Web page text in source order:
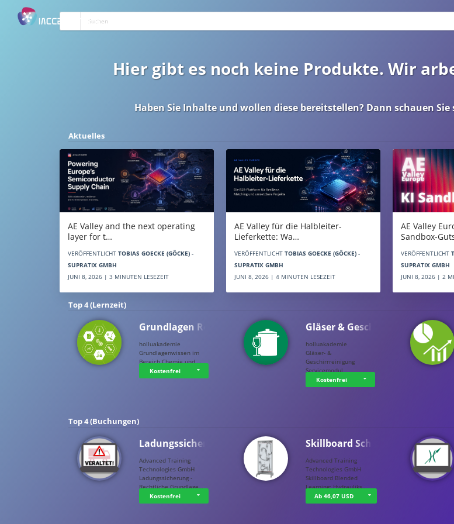
Hier gibt es noch keine Produkte. Wir
Haben Sie Inhalte und wollen diese bereitstellen? Dann schauen Sie
Aktuelles
AE Valley and the next operating
layer for t…
VERÖFFENTLICHT TOBIAS GOECKE (GÖCKE) -
SUPRATIX GMBH
JUNI 8, 2026 | 3 MINUTEN LESEZEIT
AE Valley für die Halbleiter-
Lieferkette: Wa…
VERÖFFENTLICHT TOBIAS GOECKE (GÖCKE) -
SUPRATIX GMBH
JUNI 8, 2026 | 4 MINUTEN LESEZEIT
AE Valley
Sandbox-
VERÖFFENTLICHT
SUPRATIX GMBH
JUNI 8, 2026 | 2
Top 4 (Lernzeit)
Grundlagen Rein…
holluakademie
Grundlagenwissen im
Bereich Chemie und …
Kostenfrei
Gläser & Geschi…
holluakademie
Gläser- &
Geschirrreinigung
Servicemodul
Kostenfrei
Top 4 (Buchungen)
Ladungssicherung
Advanced Training
Technologies GmbH
Ladungssicherung -
Rechtliche Grundlage…
Kostenfrei
Skillboard Schl…
Advanced Training
Technologies GmbH
Skillboard Blended
Learning: Hydrauliks…
Ab 46,07 USD